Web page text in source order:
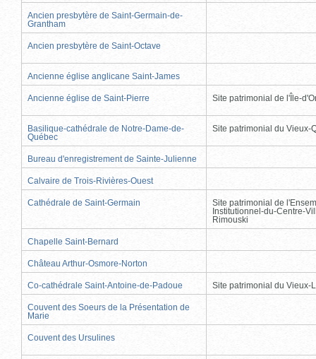
Ancien presbytère de Saint-Germain-de-
Grantham
Ancien presbytère de Saint-Octave
Ancienne église anglicane Saint-James
Ancienne église de Saint-Pierre Site patrimonial de l'Île-
Basilique-cathédrale de Notre-Dame-de-
Québec
Site patrimonial du Vieux-
Bureau d'enregistrement de Sainte-Julienne
Calvaire de Trois-Rivières-Ouest
Cathédrale de Saint-Germain
Site patrimonial de
Institutionnel-du-Centre-
Rimouski
Chapelle Saint-Bernard
Château Arthur-Osmore-Norton
Co-cathédrale Saint-Antoine-de-Padoue Site patrimonial du Vieux-
Couvent des Soeurs de la Présentation de
Marie
Couvent des Ursulines